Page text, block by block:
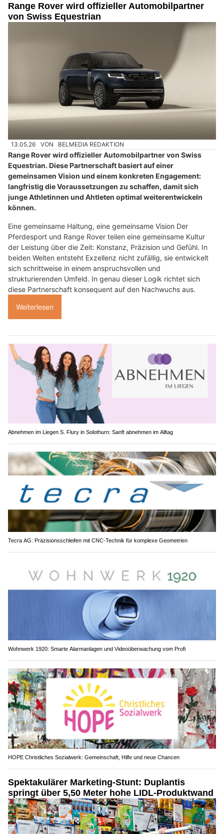
Range Rover wird offizieller Automobilpartner
von Swiss Equestrian
13.05.26 VON BELMEDIA REDAKTION
Range Rover wird offizieller Automobilpartner von Swiss
Equestrian. Diese Partnerschaft basiert auf einer
gemeinsamen Vision und einem konkreten Engagement:
langfristig die Voraussetzungen zu schaffen, damit sich
junge Athletinnen und Ahtleten optimal weiterentwickeln
können.
Eine gemeinsame Haltung, eine gemeinsame Vision Der
Pferdesport und Range Rover teilen eine gemeinsame Kultur
der Leistung über die Zeit: Konstanz, Präzision und Gefühl. In
beiden Welten entsteht Exzellenz nicht zufällig, sie entwickelt
sich schrittweise in einem anspruchsvollen und
strukturierenden Umfeld. In genau dieser Logik richtet sich
diese Partnerschaft konsequent auf den Nachwuchs aus.
Weiterlesen
Abnehmen im Liegen S. Flury in Solothurn: Sanft abnehmen im Alltag
Tecra AG: Präzisionsschleifen mit CNC-Technik für komplexe Geometrien
Wohnwerk 1920: Smarte Alarmanlagen und Videoüberwachung vom Profi
HOPE Christliches Sozialwerk: Gemeinschaft, Hilfe und neue Chancen
Spektakulärer Marketing-Stunt: Duplantis
springt über 5,50 Meter hohe LIDL-Produktwand